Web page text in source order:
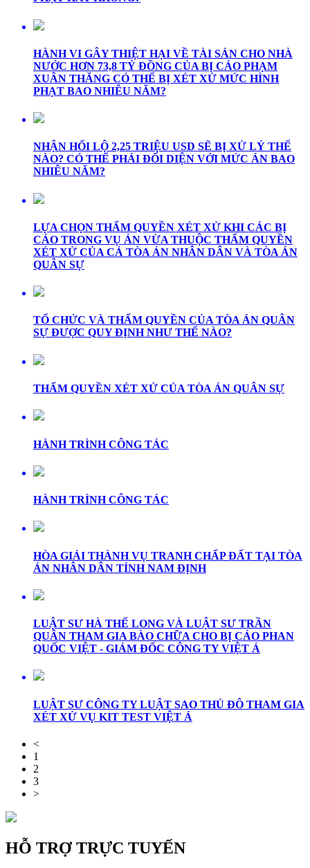
HÀNH VI GÂY THIỆT HẠI VỀ TÀI SẢN CHO NHÀ
NƯỚC HƠN 73,8 TỶ ĐỒNG CỦA BỊ CÁO PHẠM
XUÂN THĂNG CÓ THỂ BỊ XÉT XỬ MỨC HÌNH
PHẠT BAO NHIÊU NĂM?
NHẬN HỐI LỘ 2,25 TRIỆU USD SẼ BỊ XỬ LÝ THẾ
NÀO? CÓ THỂ PHẢI ĐỐI DIỆN VỚI MỨC ÁN BAO
NHIÊU NĂM?
LỰA CHỌN THẨM QUYỀN XÉT XỬ KHI CÁC BỊ
CÁO TRONG VỤ ÁN VỪA THUỘC THẨM QUYỀN
XÉT XỬ CỦA CẢ TÒA ÁN NHÂN DÂN VÀ TÒA ÁN
QUÂN SỰ
TỔ CHỨC VÀ THẨM QUYỀN CỦA TÒA ÁN QUÂN
SỰ ĐƯỢC QUY ĐỊNH NHƯ THẾ NÀO?
THẨM QUYỀN XÉT XỬ CỦA TÒA ÁN QUÂN SỰ
HÀNH TRÌNH CÔNG TÁC
HÀNH TRÌNH CÔNG TÁC
HÒA GIẢI THÀNH VỤ TRANH CHẤP ĐẤT TẠI TÒA
ÁN NHÂN DÂN TỈNH NAM ĐỊNH
LUẬT SƯ HÀ THẾ LONG VÀ LUẬT SƯ TRẦN
QUÂN THAM GIA BÀO CHỮA CHO BỊ CÁO PHAN
QUỐC VIỆT - GIÁM ĐỐC CÔNG TY VIỆT Á
LUẬT SƯ CÔNG TY LUẬT SAO THỦ ĐÔ THAM GIA
XÉT XỬ VỤ KIT TEST VIỆT Á
<
1
2
3
>
HỖ TRỢ TRỰC TUYẾN